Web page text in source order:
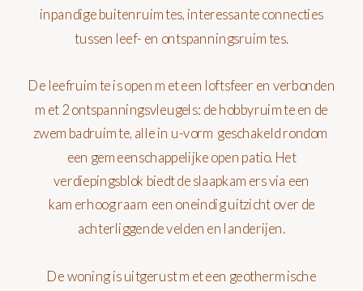
inpandige buitenruimtes, interessante connecties
tussen leef- en ontspanningsruimtes.
De leefruimte is open met een loftsfeer en verbonden
met 2 ontspanningsvleugels: de hobbyruimte en de
zwembadruimte, alle in u-vorm geschakeld rondom
een gemeenschappelijke open patio. Het
verdiepingsblok biedt de slaapkamers via een
kamerhoog raam een oneindig uitzicht over de
achterliggende velden en landerijen.
De woning is uitgerust met een geothermische